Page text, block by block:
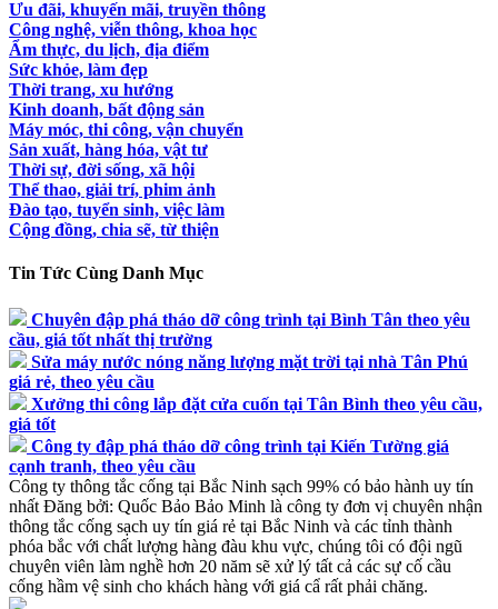
Ưu đãi, khuyến mãi, truyền thông
Công nghệ, viễn thông, khoa học
Ẩm thực, du lịch, địa điểm
Sức khỏe, làm đẹp
Thời trang, xu hướng
Kinh doanh, bất động sản
Máy móc, thi công, vận chuyển
Sản xuất, hàng hóa, vật tư
Thời sự, đời sống, xã hội
Thể thao, giải trí, phim ảnh
Đào tạo, tuyển sinh, việc làm
Cộng đồng, chia sẽ, từ thiện
Tin Tức Cùng Danh Mục
Chuyên đập phá tháo dỡ công trình tại Bình Tân theo yêu
cầu, giá tốt nhất thị trường
Sửa máy nước nóng năng lượng mặt trời tại nhà Tân Phú
giá rẻ, theo yêu cầu
Xưởng thi công lắp đặt cửa cuốn tại Tân Bình theo yêu cầu,
giá tốt
Công ty đập phá tháo dỡ công trình tại Kiến Tường giá
cạnh tranh, theo yêu cầu
Công ty thông tắc cống tại Bắc Ninh sạch 99% có bảo hành uy tín
nhất Đăng bởi: Quốc Bảo Bảo Minh là công ty đơn vị chuyên nhận
thông tắc cống sạch uy tín giá rẻ tại Bắc Ninh và các tỉnh thành
phóa bắc với chất lượng hàng đàu khu vực, chúng tôi có đội ngũ
chuyên viên làm nghề hơn 20 năm sẽ xử lý tất cả các sự cố cầu
cống hầm vệ sinh cho khách hàng với giá cẩ rất phải chăng.